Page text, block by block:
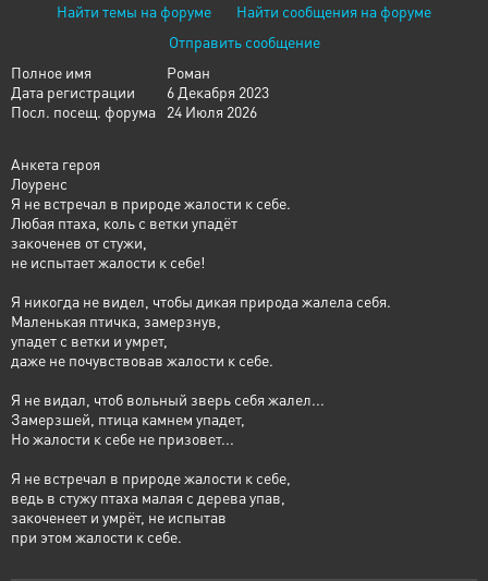
Найти темы на форуме
Найти сообщения на форуме
Отправить сообщение
Полное имя
Роман
Дата регистрации
6 Декабря 2023
Посл. посещ. форума
24 Июля 2026
Анкета героя
Лоуренс
Я не встречал в природе жалости к себе.
Любая птаха, коль с ветки упадёт
закоченев от стужи,
не испытает жалости к себе!
Я никогда не видел, чтобы дикая природа жалела себя.
Маленькая птичка, замерзнув,
упадет с ветки и умрет,
даже не почувствовав жалости к себе.
Я не видал, чтоб вольный зверь себя жалел...
Замерзшей, птица камнем упадет,
Но жалости к себе не призовет...
Я не встречал в природе жалости к себе,
ведь в стужу птаха малая с дерева упав,
закоченеет и умрёт, не испытав
при этом жалости к себе.